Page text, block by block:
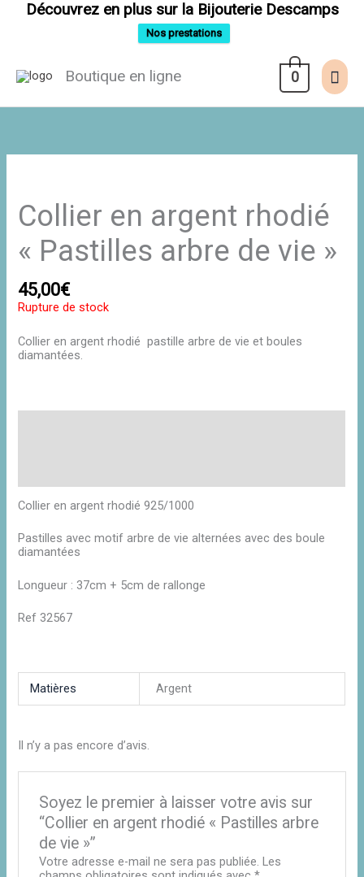
Découvrez en plus sur la Bijouterie Descamps
Nos prestations
Boutique en ligne 0
Collier en argent rhodié
« Pastilles arbre de vie »
45,00€
Rupture de stock
Collier en argent rhodié pastille arbre de vie et boules
diamantées.
Collier en argent rhodié 925/1000
Pastilles avec motif arbre de vie alternées avec des boule
diamantées
Longueur : 37cm + 5cm de rallonge
Ref 32567
Matières Argent
Il n’y a pas encore d’avis.
Soyez le premier à laisser votre avis sur
“Collier en argent rhodié « Pastilles arbre
de vie »”
Votre adresse e-mail ne sera pas publiée. Les